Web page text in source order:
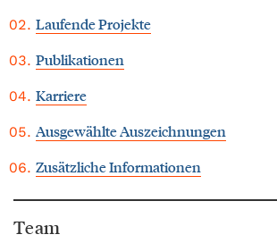
Laufende Projekte
Publikationen
Karriere
Ausgewählte Auszeichnungen
Zusätzliche Informationen
Team